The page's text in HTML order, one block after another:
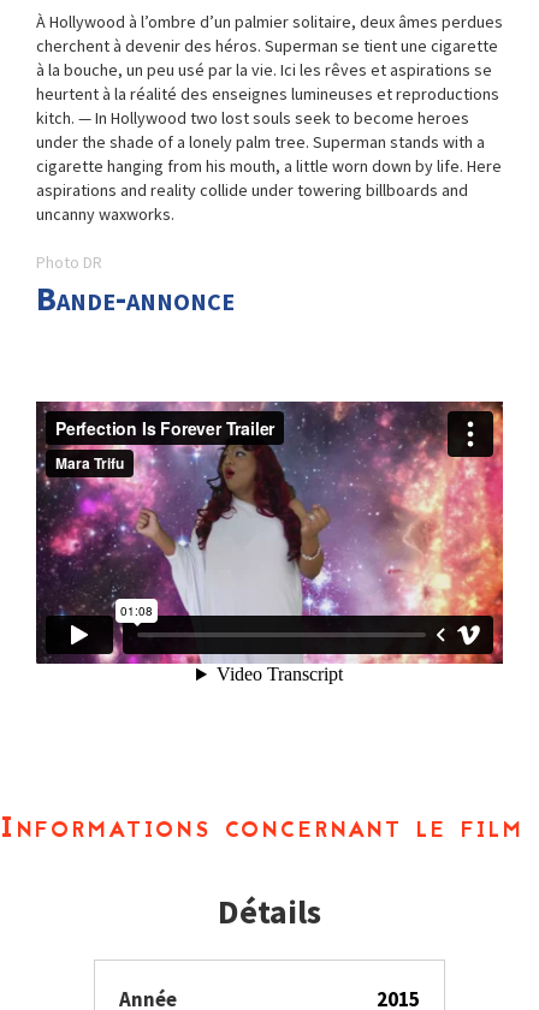
À Hollywood à l’ombre d’un palmier solitaire, deux âmes perdues
cherchent à devenir des héros. Superman se tient une cigarette
à la bouche, un peu usé par la vie. Ici les rêves et aspirations se
heurtent à la réalité des enseignes lumineuses et reproductions
kitch. — In Hollywood two lost souls seek to become heroes
under the shade of a lonely palm tree. Superman stands with a
cigarette hanging from his mouth, a little worn down by life. Here
aspirations and reality collide under towering billboards and
uncanny waxworks.
Photo DR
Bande-annonce
Informations concernant le film
Détails
Année 2015